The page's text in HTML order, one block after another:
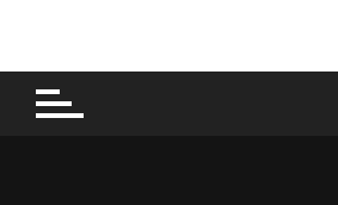
content